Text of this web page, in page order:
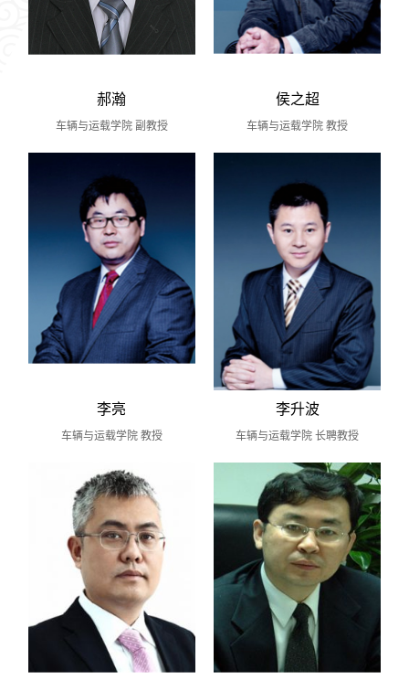
郝瀚
车辆与运载学院 副教授
侯之超
车辆与运载学院 教授
李亮
车辆与运载学院 教授
李升波
车辆与运载学院 长聘教授